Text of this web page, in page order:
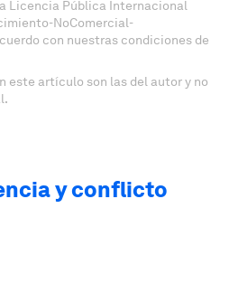
Licencia Pública Internacional
NoComercial-
con nuestras condiciones de
este artículo son las del autor y no
y conflicto